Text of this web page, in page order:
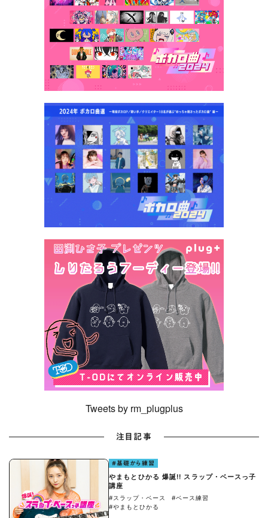
Tweets by rm_plugplus
注目記事
#基礎から練習
やまもとひかる 爆誕!! スラップ・ベースっ子
講座
#スラップ・ベース
#ベース練習
#やまもとひかる